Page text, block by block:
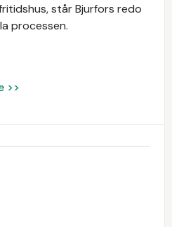
står Bjurfors redo
processen.
>>